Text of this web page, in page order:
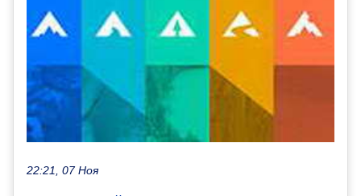
22:21, 07 Ноя